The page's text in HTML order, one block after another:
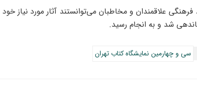
فرهنگی علاقمندان و مخاطبان می‌توانستند آثار مورد
شد و به انجام رسید.
سی و چهارمین نمایشگاه کتاب تهران